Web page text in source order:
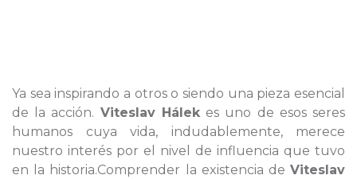
Ya sea inspirando a otros o siendo una pieza esencial
de la acción. Viteslav Hálekes uno de esos seres
humanos cuya vida, indudablemente, merece
nuestro interés por el nivel de influencia que tuvo
en la historia.Comprender la existencia de Viteslav